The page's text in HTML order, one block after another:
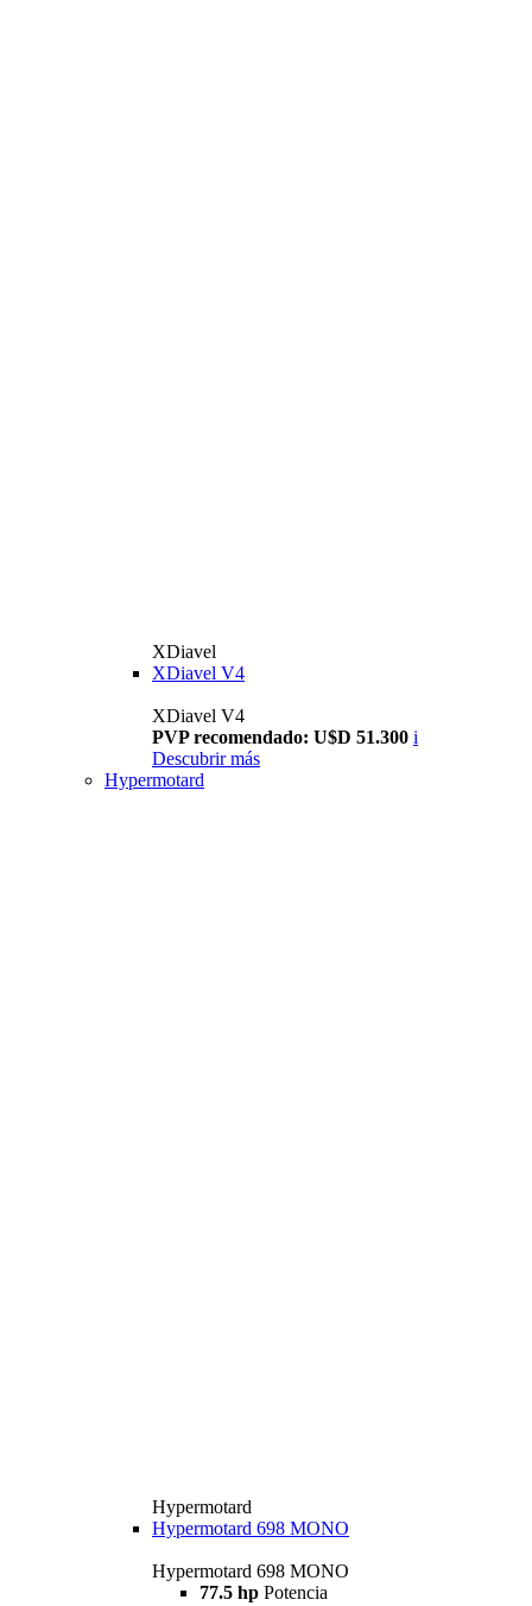
XDiavel
XDiavel V4
XDiavel V4
PVP recomendado: U$D 51.300 i
Descubrir más
Hypermotard
Hypermotard
Hypermotard 698 MONO
Hypermotard 698 MONO
77.5 hp Potencia